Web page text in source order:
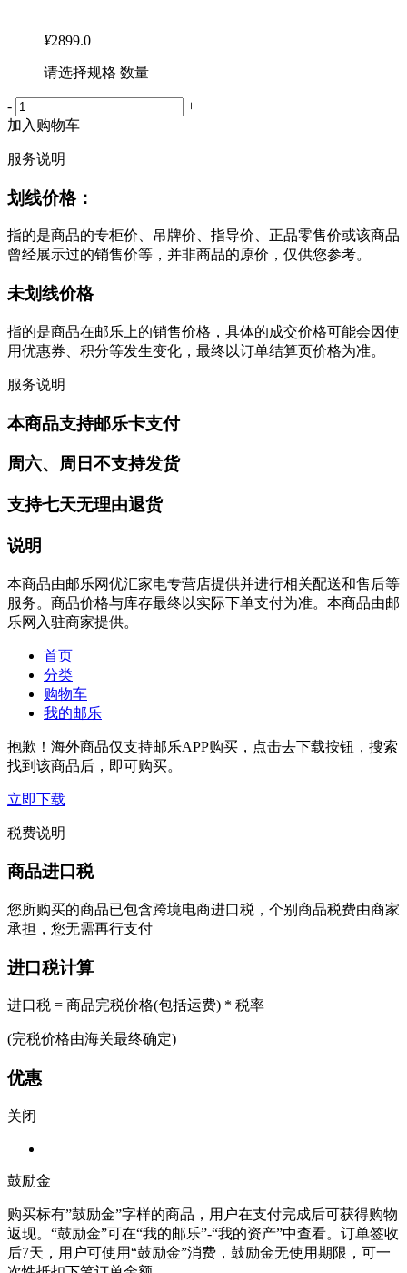
¥2899.0
请选择规格 数量
-
+
加入购物车
服务说明
划线价格：
指的是商品的专柜价、吊牌价、指导价、正品零售价或该商品
曾经展示过的销售价等，并非商品的原价，仅供您参考。
未划线价格
指的是商品在邮乐上的销售价格，具体的成交价格可能会因使
用优惠券、积分等发生变化，最终以订单结算页价格为准。
服务说明
本商品支持邮乐卡支付
周六、周日不支持发货
支持七天无理由退货
说明
本商品由邮乐网优汇家电专营店提供并进行相关配送和售后等
服务。商品价格与库存最终以实际下单支付为准。本商品由邮
乐网入驻商家提供。
首页
分类
购物车
我的邮乐
抱歉！海外商品仅支持邮乐APP购买，点击去下载按钮，搜索
找到该商品后，即可购买。
立即下载
税费说明
商品进口税
您所购买的商品已包含跨境电商进口税，个别商品税费由商家
承担，您无需再行支付
进口税计算
进口税 = 商品完税价格(包括运费) * 税率
(完税价格由海关最终确定)
优惠
关闭
鼓励金
购买标有”鼓励金”字样的商品，用户在支付完成后可获得购物
返现。“鼓励金”可在“我的邮乐”-“我的资产”中查看。订单签收
后7天，用户可使用“鼓励金”消费，鼓励金无使用期限，可一